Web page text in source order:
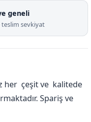
geneli
teslim sevkiyat
her çeşit ve kalitede
Spariş ve